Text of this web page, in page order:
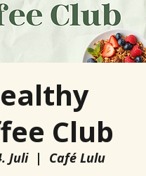
Club
Juli
  |
Café Lulu